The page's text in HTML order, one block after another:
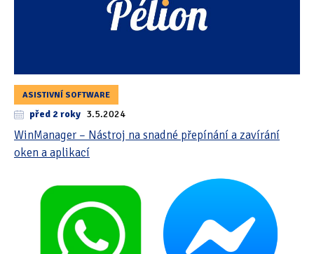
ASISTIVNÍ SOFTWARE
před 2 roky 3.5.2024
WinManager – Nástroj na snadné přepínání a zavírání
oken a aplikací